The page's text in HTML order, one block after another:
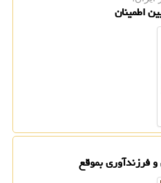
اطمینان
فرزندآوری بموقع